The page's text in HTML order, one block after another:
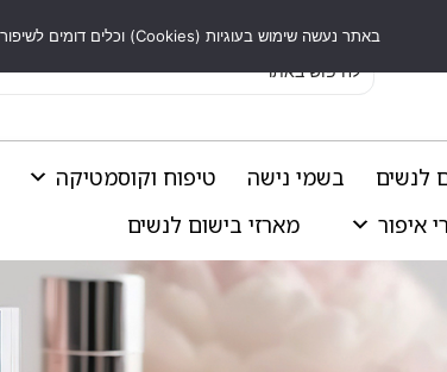
לנשים בשמי נישה
טיפוח וקוסמטיקה
איפור מארזי בישום לנשים
באתר נעשה שימוש בעוגיות (Cookies) וכלים דומים לשיפור חוויית הגלישה, התאמת תוכן אישי וביצוע ניתוחים סטטיסטיים.